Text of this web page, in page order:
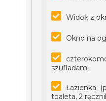
Widok z
Okno na
szufladami
Łazienka
toaleta, 2